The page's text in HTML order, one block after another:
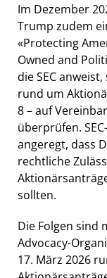
Im Dezember
Trump zudem
«Protecting
Owned and
die SEC
rund um
8 – auf
überprüfen.
angeregt, dass
rechtliche
sollten.
Die Folgen sind
Advocacy-
17. März 2026